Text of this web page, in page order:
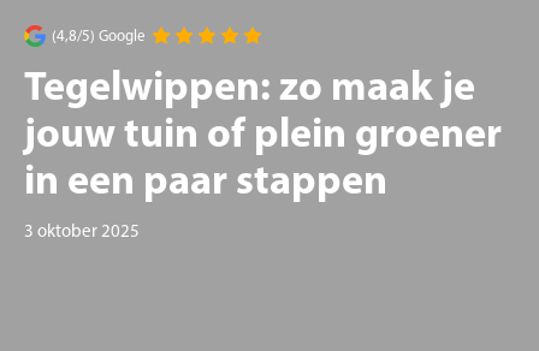
(4,8/5) Google
Tegelwippen: zo maak je
jouw tuin of plein groener
in een paar stappen
3 oktober 2025